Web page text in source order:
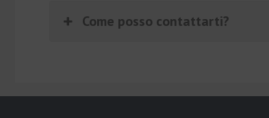
Come posso contattarti?